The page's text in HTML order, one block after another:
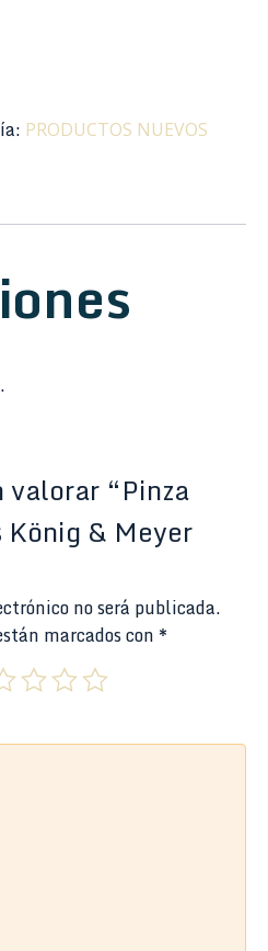
PRODUCTOS NUEVOS
valorar “Pinza
& Meyer
no será publicada.
marcados con *